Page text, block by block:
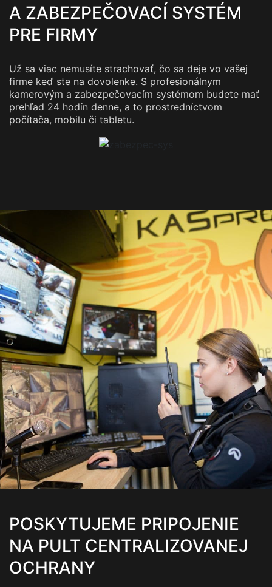
A ZABEZPEČOVACÍ SYSTÉM
PRE FIRMY
Už sa viac nemusíte strachovať, čo sa deje vo vašej
firme keď ste na dovolenke. S profesionálnym
kamerovým a zabezpečovacím systémom budete mať
prehľad 24 hodín denne, a to prostredníctvom
počítača, mobilu či tabletu.
POSKYTUJEME PRIPOJENIE
NA PULT CENTRALIZOVANEJ
OCHRANY